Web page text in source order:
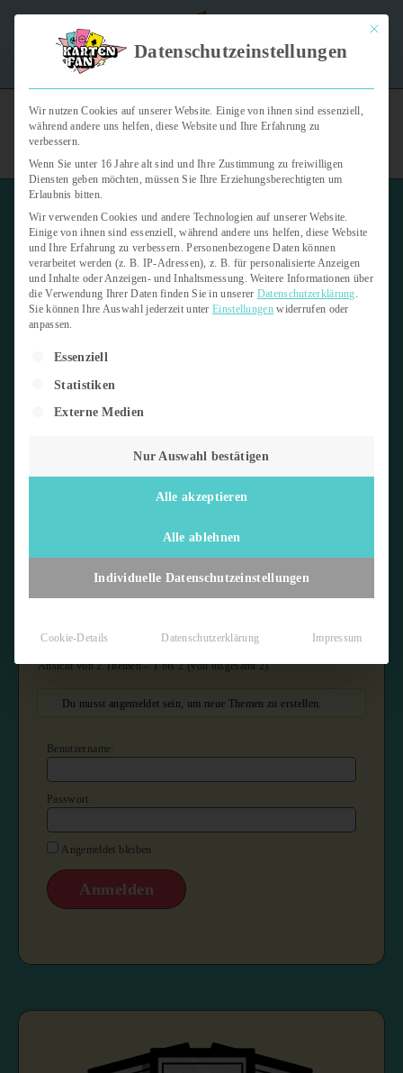
"Kartenfan – Der Podcast" | Das Hobby auf die Ohren |
Tauschbörse für Sammelkarten
Startseite › Foren › Tauschbörse für Sammelkarten
1 Monatvon
Ansicht von 2 Themen – 1 bis 2 (von insgesamt 2)
Kartenfan
Kartenfan
Ansicht von 2 Themen – 1 bis 2 (von insgesamt 2)
Du musst angemeldet sein, um neue Themen zu erstellen.
Benutzername:
Passwort:
Angemeldet bleiben
Anmelden
Mit
Datenschutzeinstellungen
Wir nutzen Cookies auf unserer Website. Einige von ihnen sind essenziell,
während andere uns helfen, diese Website und Ihre Erfahrung zu
verbessern.
Wenn Sie unter 16 Jahre alt sind und Ihre Zustimmung zu freiwilligen
Diensten geben möchten, müssen Sie Ihre Erziehungsberechtigten um
Erlaubnis bitten.
Wir verwenden Cookies und andere Technologien auf unserer Website.
Einige von ihnen sind essenziell, während andere uns helfen, diese Website
und Ihre Erfahrung zu verbessern. Personenbezogene Daten können
verarbeitet werden (z. B. IP-Adressen), z. B. für personalisierte Anzeigen
und Inhalte oder Anzeigen- und Inhaltsmessung. Weitere Informationen über
die Verwendung Ihrer Daten finden Sie in unserer Datenschutzerklärung.
Sie können Ihre Auswahl jederzeit unterEinstellungenwiderrufen oder
anpassen.
Es folgt eine Liste der Service-Gruppen, für die eine Einwilligung
Essenziell
Statistiken
Externe Medien
Nur Auswahl bestätigen
Alle akzeptieren
Alle ablehnen
Individuelle Datenschutzeinstellungen
Cookie-Details Datenschutzerklärung Impressum